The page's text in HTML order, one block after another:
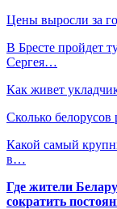
Цены выросли за
В Бресте пройдет
Сергея…
Как живет
Сколько
Какой самый
в…
Где жители
сократить